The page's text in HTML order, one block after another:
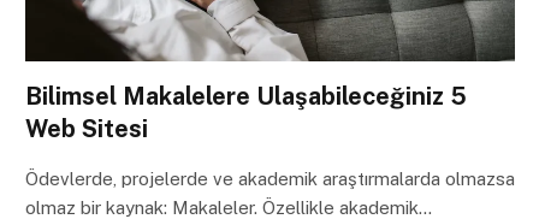
Bilimsel Makalelere Ulaşabileceğiniz 5
Web Sitesi
Ödevlerde, projelerde ve akademik araştırmalarda olmazsa
olmaz bir kaynak: Makaleler. Özellikle akademik…